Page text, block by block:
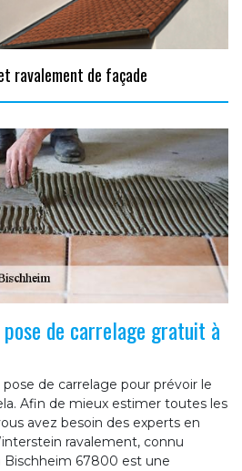
ravalement de façade
de carrelage gratuit à
de carrelage pour prévoir le
Afin de mieux estimer toutes les
avez besoin des experts en
ravalement, connu
67800 est une